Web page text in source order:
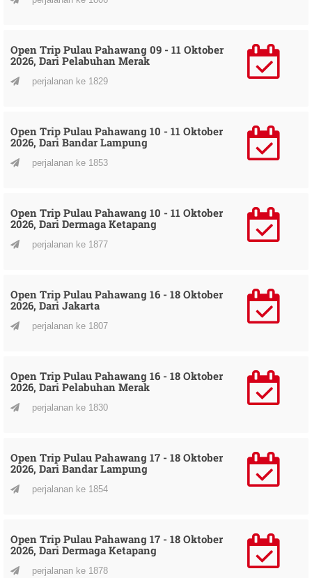
Open Trip Pulau Pahawang 09 - 11 Oktober
2026, Dari Pelabuhan Merak
perjalanan ke 1829
Open Trip Pulau Pahawang 10 - 11 Oktober
2026, Dari Bandar Lampung
perjalanan ke 1853
Open Trip Pulau Pahawang 10 - 11 Oktober
2026, Dari Dermaga Ketapang
perjalanan ke 1877
Open Trip Pulau Pahawang 16 - 18 Oktober
2026, Dari Jakarta
perjalanan ke 1807
Open Trip Pulau Pahawang 16 - 18 Oktober
2026, Dari Pelabuhan Merak
perjalanan ke 1830
Open Trip Pulau Pahawang 17 - 18 Oktober
2026, Dari Bandar Lampung
perjalanan ke 1854
Open Trip Pulau Pahawang 17 - 18 Oktober
2026, Dari Dermaga Ketapang
perjalanan ke 1878